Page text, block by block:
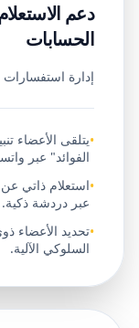
دعم
الحسابات
إدارة استفسارات
•يتلقى الأعضاء
الفوائد" عبر
•استعلام ذاتي
عبر دردشة ذكية.
•تحديد الأعضاء ذوي
السلوكي الآلية.